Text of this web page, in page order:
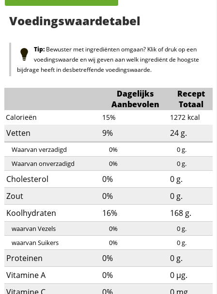
Voedingswaardetabel
Tip:Bewuster met ingrediënten omgaan? Klik of druk op een
voedingswaarde en wij geven aan welk ingrediënt de hoogste
bijdrage heeft in desbetreffende voedingswaarde.
Dagelijks
Aanbevolen
Recept
Totaal
Calorieën 15% 1272 kcal
Vetten 9% 24 g.
Waarvan verzadigd 0% 0g.
Waarvan onverzadigd
0% 0g.
Cholesterol 0% 0 g.
Zout
0% 0 g.
Koolhydraten
16% 168 g.
waarvan Vezels 0% 0g.
waarvan Suikers
0% 0g.
Proteinen 0% 0 g.
Vitamine A
0% 0 µg.